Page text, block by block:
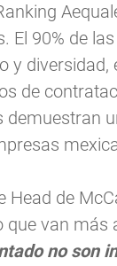
El 90% de
y
de
demuestran
Head de
van más
no son